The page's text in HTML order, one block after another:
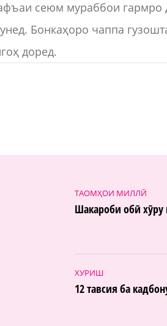
сеюм мураббои гармро
Бонкаҳоро чаппа
доред.
ТАОМҲОИ МИЛЛӢ
Шакароби обӣ хӯру
ХУРИШ
12 тавсия ба